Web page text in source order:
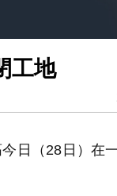
工地
日（28日）在